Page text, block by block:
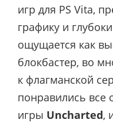
игр для PS Vita,
графику и
ощущается как
блокбастер, во
к флагманской
понравились все
игры Uncharted,